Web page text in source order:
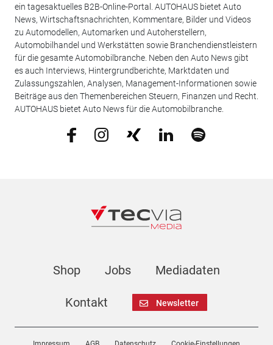
ein tagesaktuelles B2B-Online-Portal. AUTOHAUS bietet Auto
News, Wirtschaftsnachrichten, Kommentare, Bilder und Videos
zu Automodellen, Automarken und Autoherstellern,
Automobilhandel und Werkstätten sowie Branchendienstleistern
für die gesamte Automobilbranche. Neben den Auto News gibt
es auch Interviews, Hintergrundberichte, Marktdaten und
Zulassungszahlen, Analysen, Management-Informationen sowie
Beiträge aus den Themenbereichen Steuern, Finanzen und Recht.
AUTOHAUS bietet Auto News für die Automobilbranche.
Shop Jobs Mediadaten
Kontakt Newsletter